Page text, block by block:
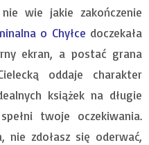
wie jakie zakończenie
o Chyłce doczekała
ekran, a postać grana
oddaje charakter
książek na długie
twoje oczekiwania.
nie zdołasz się oderwać,